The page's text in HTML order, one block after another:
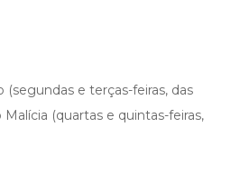
(segundas e terças-feiras, das
Malícia (quartas e quintas-feiras,